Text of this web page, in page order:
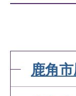
鹿角